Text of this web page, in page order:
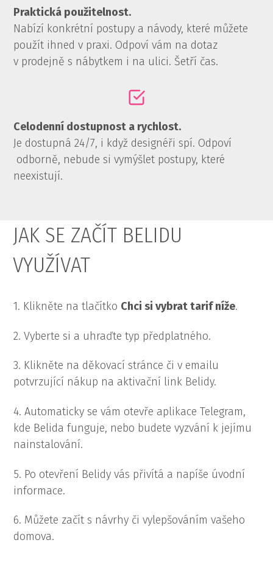
Praktická použitelnost.
Nabízí konkrétní postupy a návody, které můžete
použít ihned v praxi. Odpoví vám na dotaz
v prodejně s nábytkem i na ulici. Šetří čas.
Celodenní dostupnost a rychlost.
Je dostupná 24/7, i když designéři spí. Odpoví
odborně, nebude si vymýšlet postupy, které
neexistují.
JAK SE ZAČÍT BELIDU
VYUŽÍVAT
1. Klikněte na tlačítko Chci si vybrat tarif níže.
2. Vyberte si a uhraďte typ předplatného.
3. Klikněte na děkovací stránce či v emailu
potvrzující nákup na aktivační link Belidy.
4. Automaticky se vám otevře aplikace Telegram,
kde Belida funguje, nebo budete vyzvání k jejímu
nainstalování.
5. Po otevření Belidy vás přivítá a napíše úvodní
informace.
6. Můžete začít s návrhy či vylepšováním vašeho
domova.